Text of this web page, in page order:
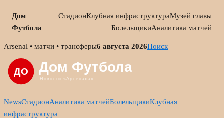
Дом
Футбола
СтадионКлубная инфраструктураМузей славы
БолельщикиАналитика матчей
Skip
content
Arsenal • матчи • трансферы6 августа 2026Поиск
NewsСтадионАналитика матчейБолельщикиКлубная
инфраструктура